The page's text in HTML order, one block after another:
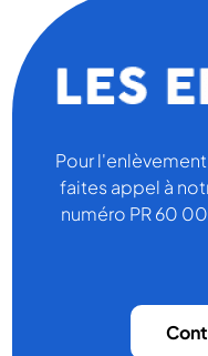
Pour
faites appel à
numéro PR 60